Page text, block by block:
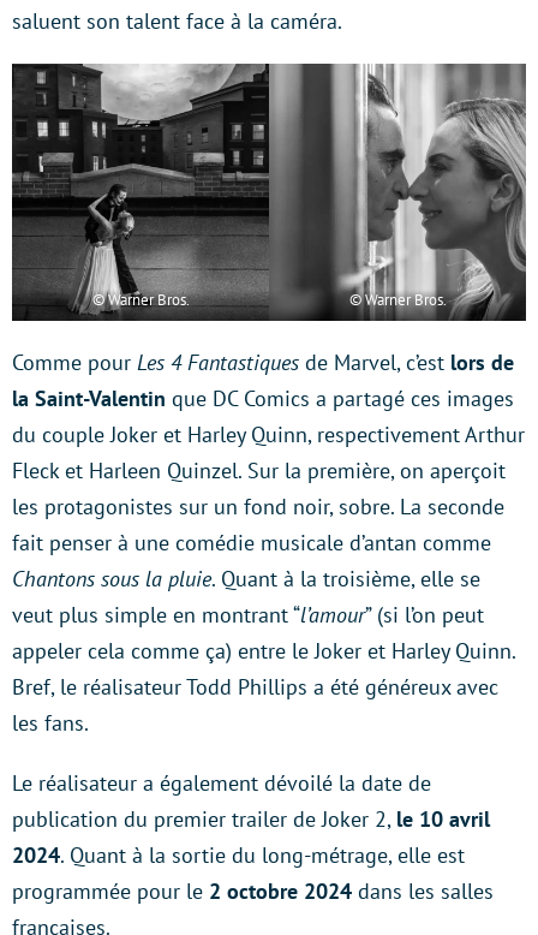
saluent son talent face à la caméra.
© Warner Bros. © Warner Bros.
Comme pour Les 4 Fantastiques de Marvel, c’est lors de
la Saint-Valentin que DC Comics a partagé ces images
du couple Joker et Harley Quinn, respectivement Arthur
Fleck et Harleen Quinzel. Sur la première, on aperçoit
les protagonistes sur un fond noir, sobre. La seconde
fait penser à une comédie musicale d’antan comme
Chantons sous la pluie. Quant à la troisième, elle se
veut plus simple en montrant “l’amour” (si l’on peut
appeler cela comme ça) entre le Joker et Harley Quinn.
Bref, le réalisateur Todd Phillips a été généreux avec
les fans.
Le réalisateur a également dévoilé la date de
publication du premier trailer de Joker 2, le 10 avril
2024. Quant à la sortie du long-métrage, elle est
programmée pour le 2 octobre 2024 dans les salles
françaises.